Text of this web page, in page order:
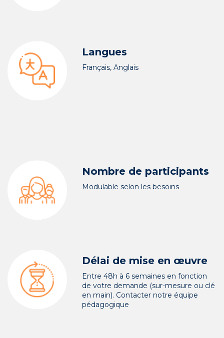
Langues
Français, Anglais
Nombre de participants
Modulable selon les besoins
Délai de mise en œuvre
Entre 48h à 6 semaines en fonction
de votre demande (sur-mesure ou clé
en main). Contacter notre équipe
pédagogique